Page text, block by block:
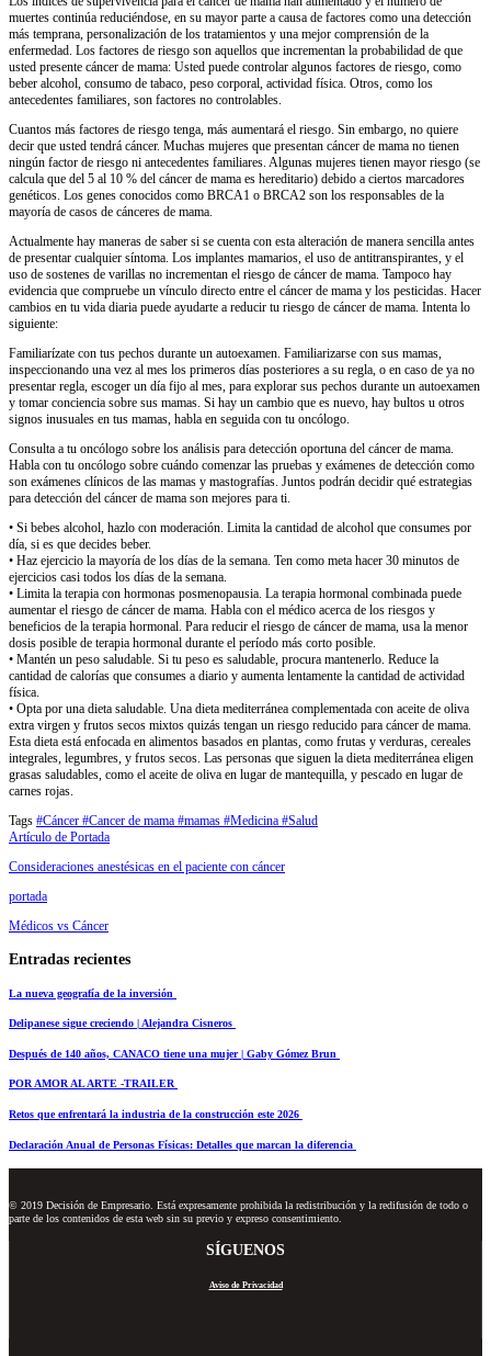
muertes continúa reduciéndose, en su mayor parte a causa de factores como una detección
más temprana, personalización de los tratamientos y una mejor comprensión de la
enfermedad. Los factores de riesgo son aquellos que incrementan la probabilidad de que
usted presente cáncer de mama: Usted puede controlar algunos factores de riesgo, como
beber alcohol, consumo de tabaco, peso corporal, actividad física. Otros, como los
antecedentes familiares, son factores no controlables.
Cuantos más factores de riesgo tenga, más aumentará el riesgo. Sin embargo, no quiere
decir que usted tendrá cáncer. Muchas mujeres que presentan cáncer de mama no tienen
ningún factor de riesgo ni antecedentes familiares. Algunas mujeres tienen mayor riesgo (se
calcula que del 5 al 10 % del cáncer de mama es hereditario) debido a ciertos marcadores
genéticos. Los genes conocidos como BRCA1 o BRCA2 son los responsables de la
mayoría de casos de cánceres de mama.
Actualmente hay maneras de saber si se cuenta con esta alteración de manera sencilla antes
de presentar cualquier síntoma. Los implantes mamarios, el uso de antitranspirantes, y el
uso de sostenes de varillas no incrementan el riesgo de cáncer de mama. Tampoco hay
evidencia que compruebe un vínculo directo entre el cáncer de mama y los pesticidas. Hacer
cambios en tu vida diaria puede ayudarte a reducir tu riesgo de cáncer de mama. Intenta lo
siguiente:
Familiarízate con tus pechos durante un autoexamen. Familiarizarse con sus mamas,
inspeccionando una vez al mes los primeros días posteriores a su regla, o en caso de ya no
presentar regla, escoger un día fijo al mes, para explorar sus pechos durante un autoexamen
y tomar conciencia sobre sus mamas. Si hay un cambio que es nuevo, hay bultos u otros
signos inusuales en tus mamas, habla en seguida con tu oncólogo.
Consulta a tu oncólogo sobre los análisis para detección oportuna del cáncer de mama.
Habla con tu oncólogo sobre cuándo comenzar las pruebas y exámenes de detección como
son exámenes clínicos de las mamas y mastografías. Juntos podrán decidir qué estrategias
para detección del cáncer de mama son mejores para ti.
• Si bebes alcohol, hazlo con moderación. Limita la cantidad de alcohol que consumes por
día, si es que decides beber.
• Haz ejercicio la mayoría de los días de la semana. Ten como meta hacer 30 minutos de
ejercicios casi todos los días de la semana.
• Limita la terapia con hormonas posmenopausia. La terapia hormonal combinada puede
aumentar el riesgo de cáncer de mama. Habla con el médico acerca de los riesgos y
beneficios de la terapia hormonal. Para reducir el riesgo de cáncer de mama, usa la menor
dosis posible de terapia hormonal durante el período más corto posible.
• Mantén un peso saludable. Si tu peso es saludable, procura mantenerlo. Reduce la
cantidad de calorías que consumes a diario y aumenta lentamente la cantidad de actividad
física.
• Opta por una dieta saludable. Una dieta mediterránea complementada con aceite de oliva
extra virgen y frutos secos mixtos quizás tengan un riesgo reducido para cáncer de mama.
Esta dieta está enfocada en alimentos basados en plantas, como frutas y verduras, cereales
integrales, legumbres, y frutos secos. Las personas que siguen la dieta mediterránea eligen
grasas saludables, como el aceite de oliva en lugar de mantequilla, y pescado en lugar de
carnes rojas.
Tags #Cáncer #Cancer de mama #mamas #Medicina #Salud
Artículo de Portada
Consideraciones anestésicas en el paciente con cáncer
portada
Médicos vs Cáncer
Entradas recientes
La nueva geografía de la inversión
Delipanese sigue creciendo | Alejandra Cisneros
Después de 140 años, CANACO tiene una mujer | Gaby Gómez Brun
POR AMOR AL ARTE -TRAILER
Retos que enfrentará la industria de la construcción este 2026
Declaración Anual de Personas Físicas: Detalles que marcan la diferencia
© 2019 Decisión de Empresario. Está expresamente prohibida la redistribución y la redifusión de todo o
parte de los contenidos de esta web sin su previo y expreso consentimiento.
SÍGUENOS
Aviso de Privacidad